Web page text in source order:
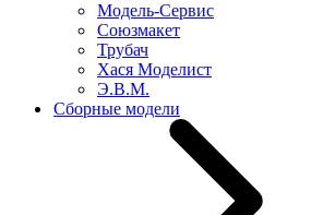
Модель-Сервис
Союзмакет
Трубач
Хася Моделист
Э.В.М.
Сборные модели